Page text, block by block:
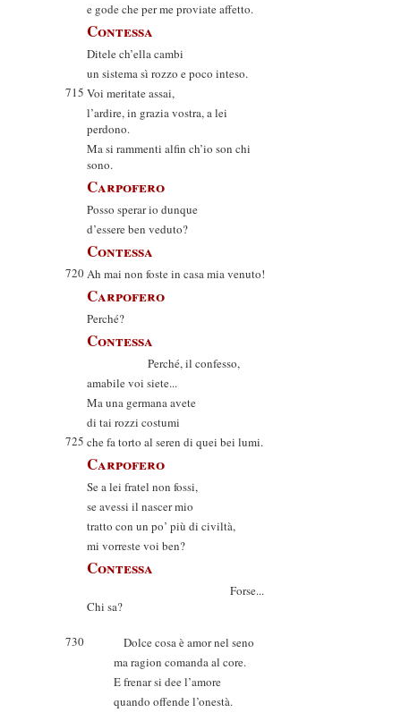
e gode che per me proviate affetto.
Contessa
Ditele ch’ella cambi
un sistema sì rozzo e poco inteso.
715 Voi meritate assai,
l’ardire, in grazia vostra, a lei
perdono.
Ma si rammenti alfin ch’io son chi
sono.
Carpofero
Posso sperar io dunque
d’essere ben veduto?
Contessa
720Ah mai non foste in casa mia venuto!
Carpofero
Perché?
Contessa
Perché, il confesso,
amabile voi siete...
Ma una germana avete
di tai rozzi costumi
725 che fa torto al seren di quei bei lumi.
Carpofero
Se a lei fratel non fossi,
se avessi il nascer mio
tratto con un po’ più di civiltà,
mi vorreste voi ben?
Contessa
Forse...
Chi sa?
730
Dolce cosa è amor nel seno
ma ragion comanda al core.
E frenar si dee l’amore
quando offende l’onestà.